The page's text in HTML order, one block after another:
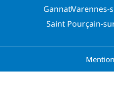
GannatVarennes-
Saint Pourçain-